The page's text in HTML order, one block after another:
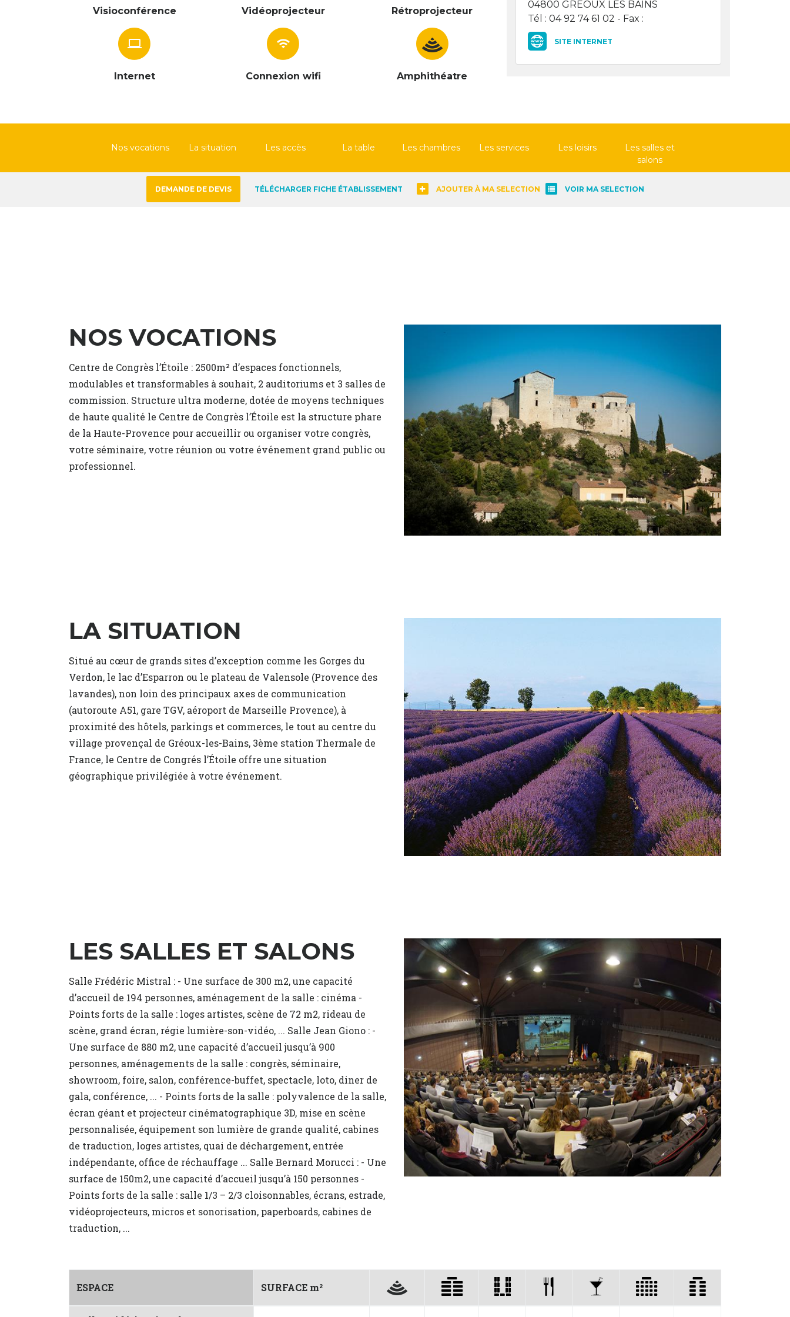
Visioconférence Vidéoprojecteur Rétroprojecteur
computer
Internet
wifi
Connexion wifi Amphithéatre
04800 GREOUX LES BAINS
Tél : 04 92 74 61 02 - Fax :
SITE INTERNET
Nos vocations La situation Les accès La table Les chambres Les services Les loisirs
Les salles et
salons
DEMANDE DE DEVIS TÉLÉCHARGER FICHE ÉTABLISSEMENT AJOUTER À MA SELECTION VOIR MA SELECTION
NOS VOCATIONS
Centre de Congrès l’Étoile : 2500m² d’espaces fonctionnels,
modulables et transformables à souhait, 2 auditoriums et 3 salles de
commission. Structure ultra moderne, dotée de moyens techniques
de haute qualité le Centre de Congrès l’Étoile est la structure phare
de la Haute-Provence pour accueillir ou organiser votre congrès,
votre séminaire, votre réunion ou votre événement grand public ou
professionnel.
LA SITUATION
Situé au cœur de grands sites d’exception comme les Gorges du
Verdon, le lac d’Esparron ou le plateau de Valensole (Provence des
lavandes), non loin des principaux axes de communication
(autoroute A51, gare TGV, aéroport de Marseille Provence), à
proximité des hôtels, parkings et commerces, le tout au centre du
village provençal de Gréoux-les-Bains, 3ème station Thermale de
France, le Centre de Congrés l’Étoile offre une situation
géographique privilégiée à votre événement.
LES SALLES ET SALONS
Salle Frédéric Mistral : - Une surface de 300 m2, une capacité
d’accueil de 194 personnes, aménagement de la salle : cinéma -
Points forts de la salle : loges artistes, scène de 72 m2, rideau de
scène, grand écran, régie lumière-son-vidéo, ... Salle Jean Giono : -
Une surface de 880 m2, une capacité d’accueil jusqu’à 900
personnes, aménagements de la salle : congrès, séminaire,
showroom, foire, salon, conférence-buffet, spectacle, loto, diner de
gala, conférence, ... - Points forts de la salle : polyvalence de la salle,
écran géant et projecteur cinématographique 3D, mise en scène
personnalisée, équipement son lumière de grande qualité, cabines
de traduction, loges artistes, quai de déchargement, entrée
indépendante, office de réchauffage ... Salle Bernard Morucci : - Une
surface de 150m2, une capacité d’accueil jusqu’à 150 personnes -
Points forts de la salle : salle 1/3 – 2/3 cloisonnables, écrans, estrade,
vidéoprojecteurs, micros et sonorisation, paperboards, cabines de
traduction, ...
ESPACE SURFACE m²